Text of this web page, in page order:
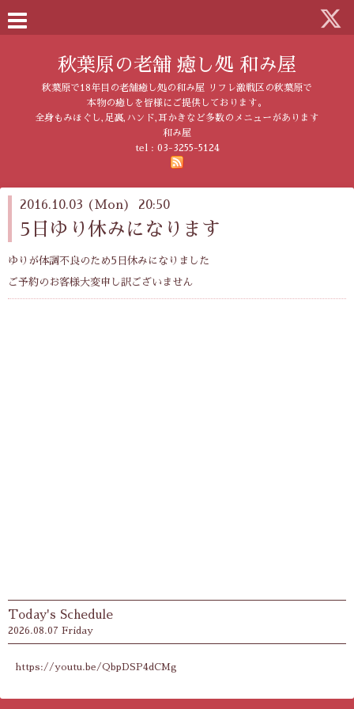
秋葉原の老舗 癒し処 和み屋
秋葉原で18年目の老舗癒し処の和み屋 リフレ激戦区の秋葉原で
本物の癒しを皆様にご提供しております。
全身もみほぐし,足裏,ハンド,耳かきなど多数のメニューがあります
和み屋
tel : 03-3255-5124
2016.10.03 (Mon) 20:50
5日ゆり休みになります
ゆりが体調不良のため5日休みになりました
ご予約のお客様大変申し訳ございません
Today's Schedule
2026.08.07 Friday
https://youtu.be/QbpDSP4dCMg